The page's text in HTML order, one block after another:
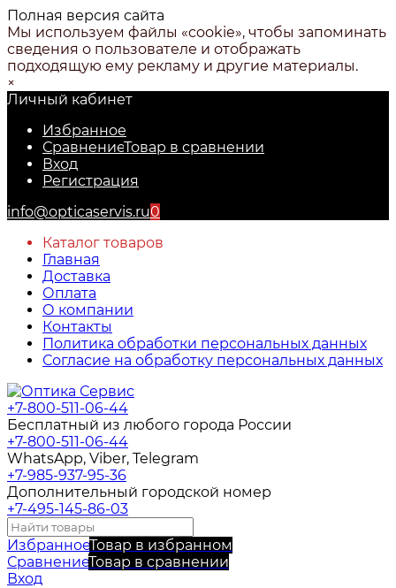
Полная версия сайта
Мы используем файлы «cookie», чтобы запоминать
сведения о пользователе и отображать
подходящую ему рекламу и другие материалы.
×
Личный кабинет
Избранное
СравнениеТовар в сравнении
Вход
Регистрация
info@opticaservis.ru0
Каталог товаров
Главная
Доставка
Оплата
О компании
Контакты
Политика обработки персональных данных
Согласие на обработку персональных данных
+7-800-511-06-44
Бесплатный из любого города России
+7-800-511-06-44
WhatsApp, Viber, Telegram
+7-985-937-95-36
Дополнительный городской номер
+7-495-145-86-03
ИзбранноеТовар в избранном
СравнениеТовар в сравнении
Вход